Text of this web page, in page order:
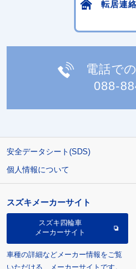
転居連
電話で
088-
安全データシート(SDS)
個人情報について
スズキメーカーサイト
スズキ四輪車
メーカーサイト
車種の詳細などメーカー情報をご覧
いただける、メーカーサイトです。